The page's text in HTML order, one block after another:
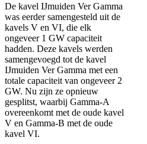
De kavel IJmuiden Ver Gamma
was eerder samengesteld uit de
kavels V en VI, die elk
ongeveer 1 GW capaciteit
hadden. Deze kavels werden
samengevoegd tot de kavel
IJmuiden Ver Gamma met een
totale capaciteit van ongeveer 2
GW. Nu zijn ze opnieuw
gesplitst, waarbij Gamma-A
overeenkomt met de oude kavel
V en Gamma-B met de oude
kavel VI.